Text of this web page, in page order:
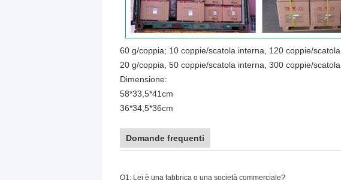
60 g/coppia; 10 coppie/scatola interna, 120 coppie/scatola
20 g/coppia, 50 coppie/scatola interna, 300 coppie/scatola
Dimensione:
58*33,5*41cm
36*34,5*36cm
Domande frequenti
Q1: Lei è una fabbrica o una società commerciale?